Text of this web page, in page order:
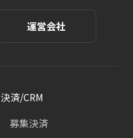
運営会社
決済/CRM
募集決済